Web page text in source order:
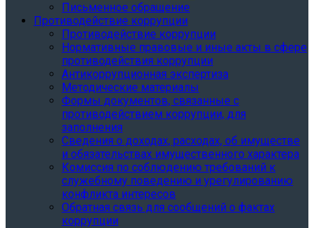
Письменное обращение
Противодействие коррупции
Противодействие коррупции
Нормативные правовые и иные акты в сфере
противодействия коррупции
Антикоррупционная экспертиза
Методические материалы
Формы документов, связанные с
противодействием коррупции, для
заполнения
Сведения о доходах, расходах, об имуществе
и обязательствах имущественного характера
Комиссия по соблюдению требований к
служебному поведению и урегулированию
конфликта интересов
Обратная связь для сообщений о фактах
коррупции